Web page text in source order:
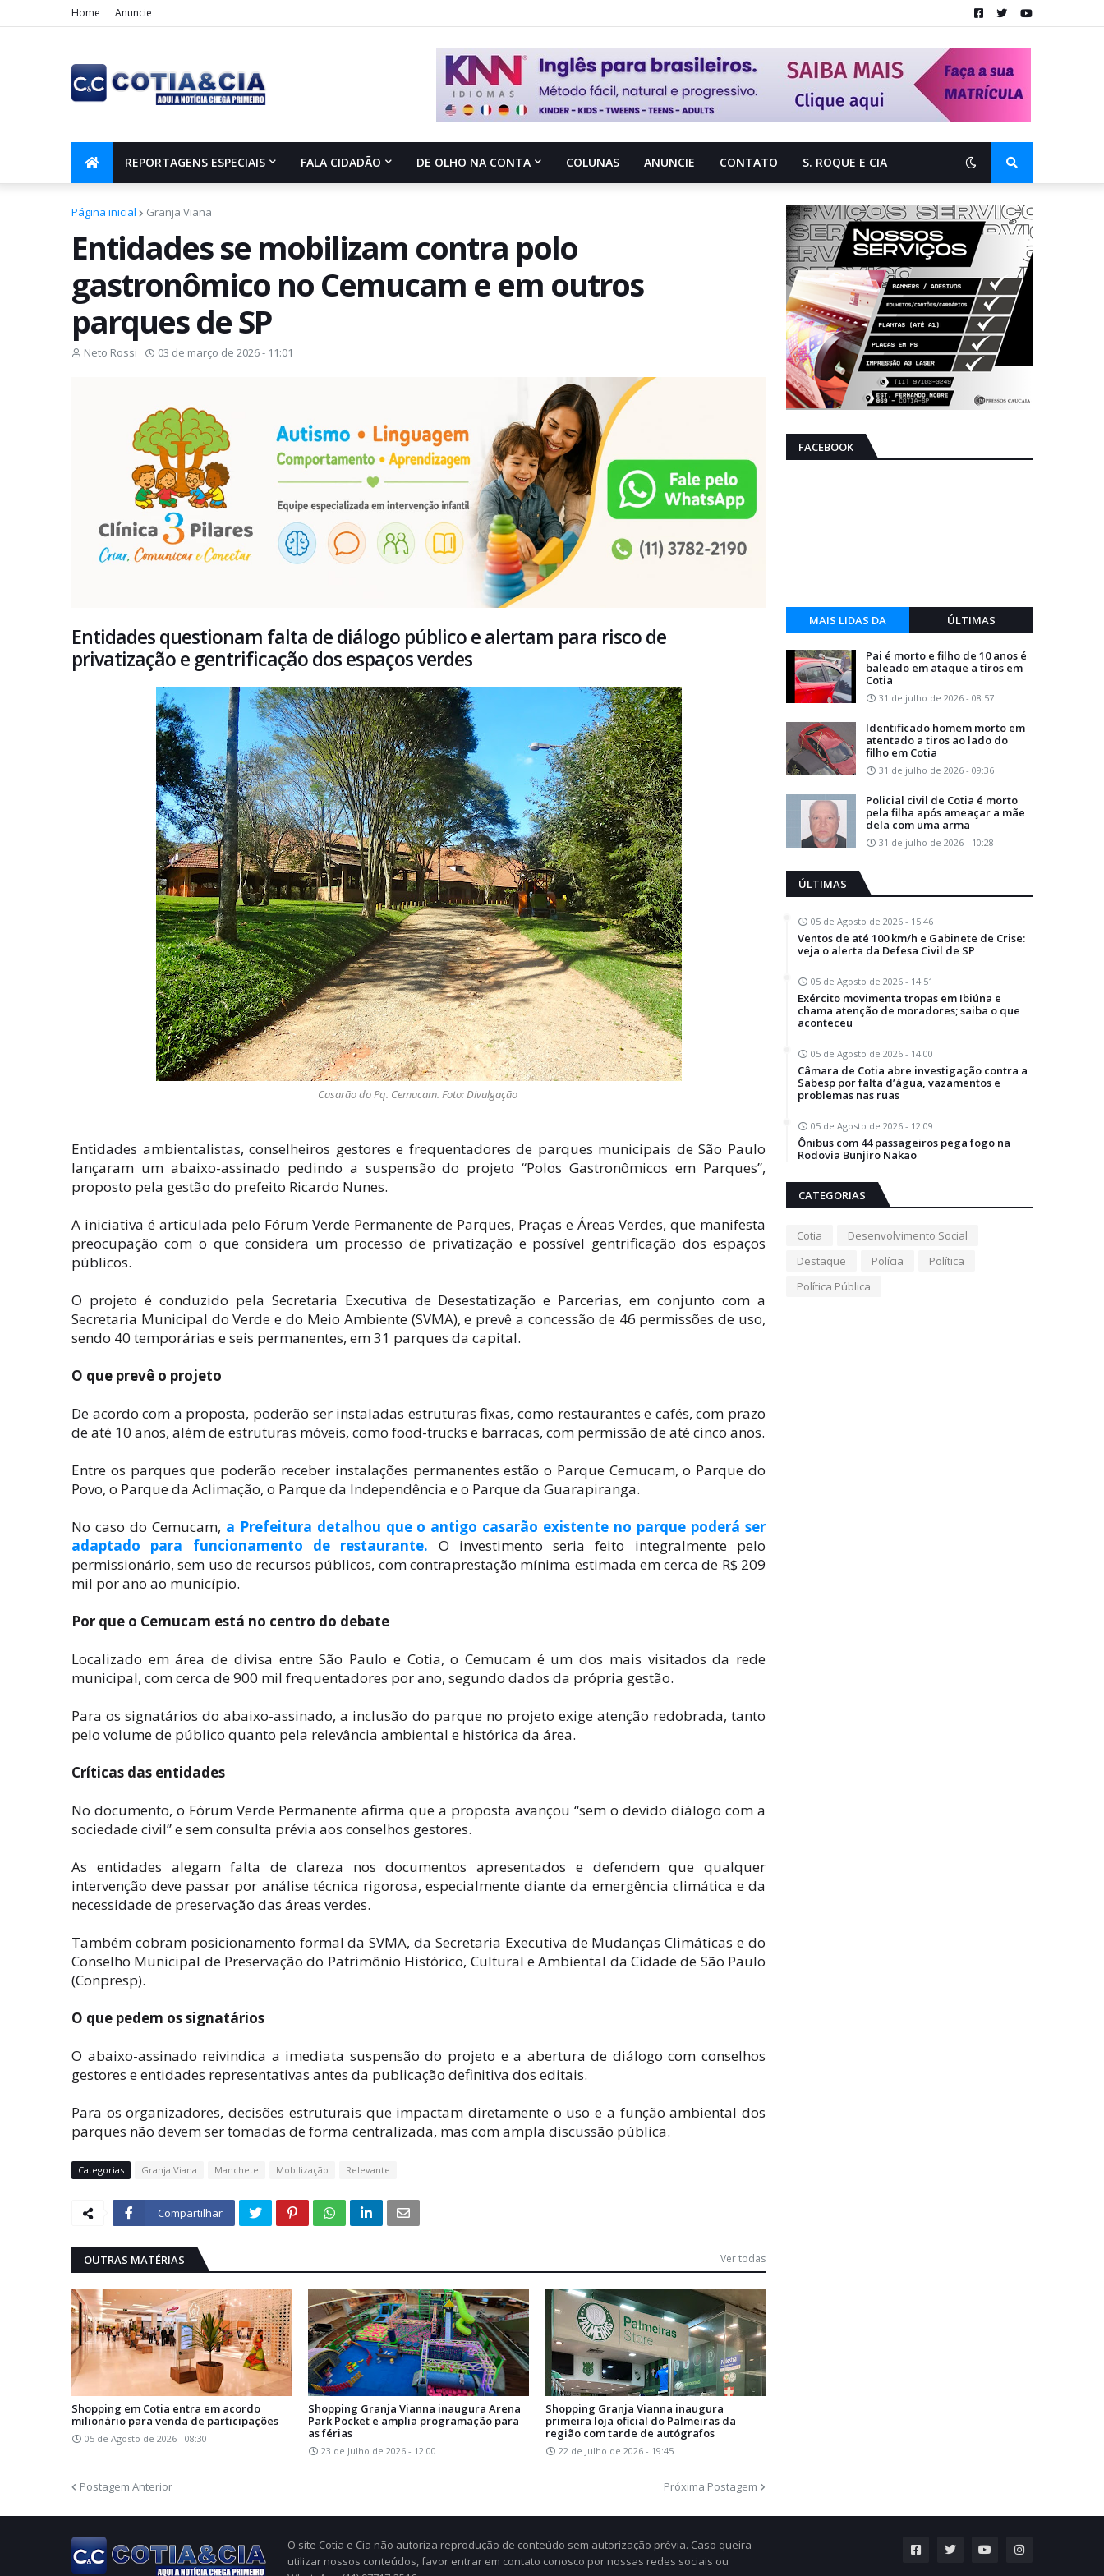
Home Anuncie
REPORTAGENS ESPECIAIS FALA CIDADÃO DE OLHO NA CONTA COLUNAS ANUNCIE CONTATO S. ROQUE E CIA
Página inicial Granja Viana
Entidades se mobilizam contra polo
gastronômico no Cemucam e em outros
parques de SP
Neto Rossi 03 de março de 2026 - 11:01
Entidades questionam falta de diálogo público e alertam para risco de
privatização e gentrificação dos espaços verdes
Casarão do Pq. Cemucam. Foto: Divulgação
Entidades ambientalistas, conselheiros gestores e frequentadores de parques municipais de São Paulo
lançaram um abaixo-assinado pedindo a suspensão do projeto “Polos Gastronômicos em Parques”,
proposto pela gestão do prefeito Ricardo Nunes.
A iniciativa é articulada pelo Fórum Verde Permanente de Parques, Praças e Áreas Verdes, que manifesta
preocupação com o que considera um processo de privatização e possível gentrificação dos espaços
públicos.
O projeto é conduzido pela Secretaria Executiva de Desestatização e Parcerias, em conjunto com a
Secretaria Municipal do Verde e do Meio Ambiente (SVMA), e prevê a concessão de 46 permissões de uso,
sendo 40 temporárias e seis permanentes, em 31 parques da capital.
O que prevê o projeto
De acordo com a proposta, poderão ser instaladas estruturas fixas, como restaurantes e cafés, com prazo
de até 10 anos, além de estruturas móveis, como food-trucks e barracas, com permissão de até cinco anos.
Entre os parques que poderão receber instalações permanentes estão o Parque Cemucam, o Parque do
Povo, o Parque da Aclimação, o Parque da Independência e o Parque da Guarapiranga.
No caso do Cemucam, a Prefeitura detalhou que o antigo casarão existente no parque poderá ser
adaptado para funcionamento de restaurante. O investimento seria feito integralmente pelo
permissionário, sem uso de recursos públicos, com contraprestação mínima estimada em cerca de R$ 209
mil por ano ao município.
Por que o Cemucam está no centro do debate
Localizado em área de divisa entre São Paulo e Cotia, o Cemucam é um dos mais visitados da rede
municipal, com cerca de 900 mil frequentadores por ano, segundo dados da própria gestão.
Para os signatários do abaixo-assinado, a inclusão do parque no projeto exige atenção redobrada, tanto
pelo volume de público quanto pela relevância ambiental e histórica da área.
Críticas das entidades
No documento, o Fórum Verde Permanente afirma que a proposta avançou “sem o devido diálogo com a
sociedade civil” e sem consulta prévia aos conselhos gestores.
As entidades alegam falta de clareza nos documentos apresentados e defendem que qualquer
intervenção deve passar por análise técnica rigorosa, especialmente diante da emergência climática e da
necessidade de preservação das áreas verdes.
Também cobram posicionamento formal da SVMA, da Secretaria Executiva de Mudanças Climáticas e do
Conselho Municipal de Preservação do Patrimônio Histórico, Cultural e Ambiental da Cidade de São Paulo
(Conpresp).
O que pedem os signatários
O abaixo-assinado reivindica a imediata suspensão do projeto e a abertura de diálogo com conselhos
gestores e entidades representativas antes da publicação definitiva dos editais.
Para os organizadores, decisões estruturais que impactam diretamente o uso e a função ambiental dos
parques não devem ser tomadas de forma centralizada, mas com ampla discussão pública.
Categorias Granja Viana Manchete Mobilização Relevante
Compartilhar
OUTRAS MATÉRIAS Ver todas
Shopping em Cotia entra em acordo
milionário para venda de participações
05 de Agosto de 2026 - 08:30
Shopping Granja Vianna inaugura Arena
Park Pocket e amplia programação para
as férias
23 de Julho de 2026 - 12:00
Shopping Granja Vianna inaugura
primeira loja oficial do Palmeiras da
região com tarde de autógrafos
22 de Julho de 2026 - 19:45
Postagem Anterior Próxima Postagem
FACEBOOK
MAIS LIDAS DA
SEMANA
ÚLTIMAS
Pai é morto e filho de 10 anos é
baleado em ataque a tiros em
Cotia
31 de julho de 2026 - 08:57
Identificado homem morto em
atentado a tiros ao lado do
filho em Cotia
31 de julho de 2026 - 09:36
Policial civil de Cotia é morto
pela filha após ameaçar a mãe
dela com uma arma
31 de julho de 2026 - 10:28
ÚLTIMAS
05 de Agosto de 2026 - 15:46
Ventos de até 100 km/h e Gabinete de Crise:
veja o alerta da Defesa Civil de SP
05 de Agosto de 2026 - 14:51
Exército movimenta tropas em Ibiúna e
chama atenção de moradores; saiba o que
aconteceu
05 de Agosto de 2026 - 14:00
Câmara de Cotia abre investigação contra a
Sabesp por falta d’água, vazamentos e
problemas nas ruas
05 de Agosto de 2026 - 12:09
Ônibus com 44 passageiros pega fogo na
Rodovia Bunjiro Nakao
CATEGORIAS
Cotia
Desenvolvimento Social
Destaque
Polícia
Política
Política Pública
O site Cotia e Cia não autoriza reprodução de conteúdo sem autorização prévia. Caso queira
utilizar nossos conteúdos, favor entrar em contato conosco por nossas redes sociais ou